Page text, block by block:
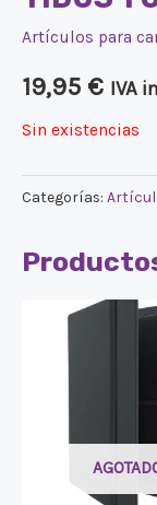
Artículos para
19,95 € IVA
Sin existencias
Categorías: